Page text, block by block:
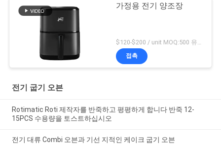
가정용 전기 양조장
$120-$200 / unit MOQ:500 유닛
접촉
전기 굽기 오븐
Rotimatic Roti 제작자를 반죽하고 평평하게 합니다 반죽 12-
15PCS 수용량을 토스트하십시오
전기 대류 Combi 오븐과 기선 지적인 케이크 굽기 오븐